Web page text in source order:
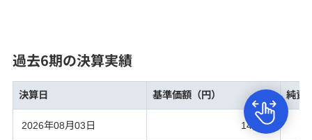
過去6期の決算実績
決算日 基準価額（円） 純資
2026年08月03日 14,794